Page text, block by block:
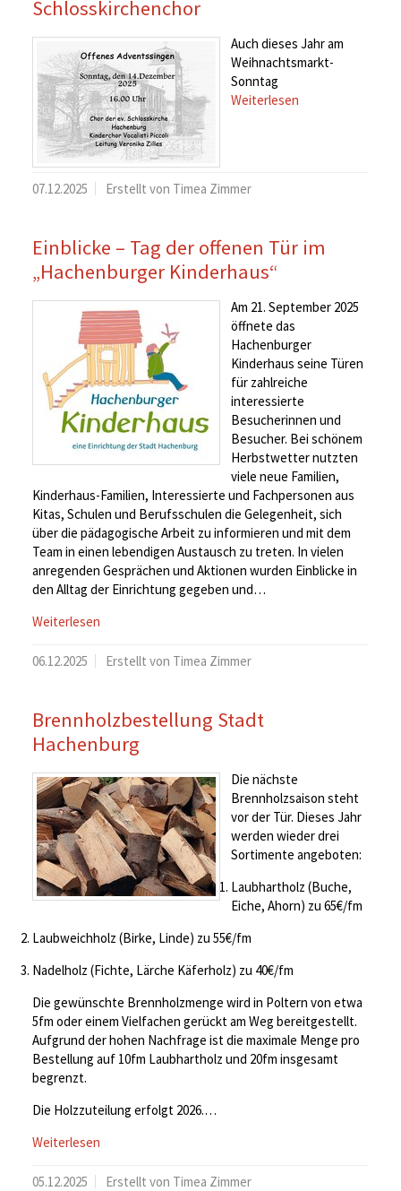
Schlosskirchenchor
Auch dieses Jahr am
Weihnachtsmarkt-
Sonntag
Weiterlesen
07.12.2025 Erstellt von Timea Zimmer
Einblicke – Tag der offenen Tür im
„Hachenburger Kinderhaus“
Am 21. September 2025
öffnete das
Hachenburger
Kinderhaus seine Türen
für zahlreiche
interessierte
Besucherinnen und
Besucher. Bei schönem
Herbstwetter nutzten
viele neue Familien,
Kinderhaus-Familien, Interessierte und Fachpersonen aus
Kitas, Schulen und Berufsschulen die Gelegenheit, sich
über die pädagogische Arbeit zu informieren und mit dem
Team in einen lebendigen Austausch zu treten. In vielen
anregenden Gesprächen und Aktionen wurden Einblicke in
den Alltag der Einrichtung gegeben und…
Weiterlesen
06.12.2025 Erstellt von Timea Zimmer
Brennholzbestellung Stadt
Hachenburg
Die nächste
Brennholzsaison steht
vor der Tür. Dieses Jahr
werden wieder drei
Sortimente angeboten:
Laubhartholz (Buche,
Eiche, Ahorn) zu 65€/fm
Laubweichholz (Birke, Linde) zu 55€/fm
Nadelholz (Fichte, Lärche Käferholz) zu 40€/fm
Die gewünschte Brennholzmenge wird in Poltern von etwa
5fm oder einem Vielfachen gerückt am Weg bereitgestellt.
Aufgrund der hohen Nachfrage ist die maximale Menge pro
Bestellung auf 10fm Laubhartholz und 20fm insgesamt
begrenzt.
Die Holzzuteilung erfolgt 2026.…
Weiterlesen
05.12.2025 Erstellt von Timea Zimmer